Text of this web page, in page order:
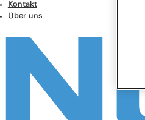
Kontakt
Über uns